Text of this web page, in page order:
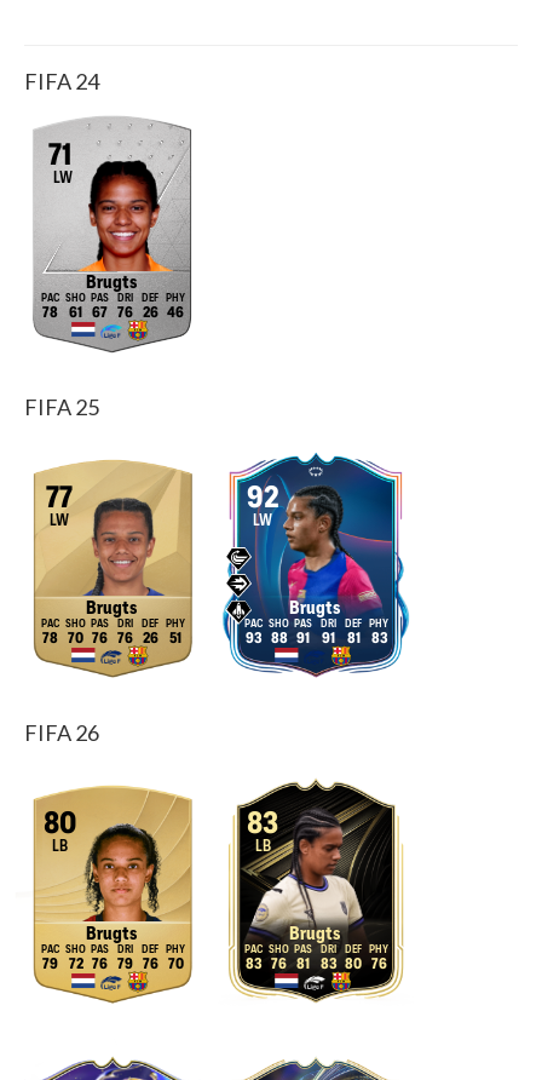
FIFA 24
71
LW
Brugts
78 61 67 76 26 46
FIFA 25
77
LW
Brugts
78 70 76 76 26 51
92
LW
Brugts
93 88 91 91 81 83
FIFA 26
80
LB
Brugts
79 72 76 79 76 70
83
LB
Brugts
83 76 81 83 80 76